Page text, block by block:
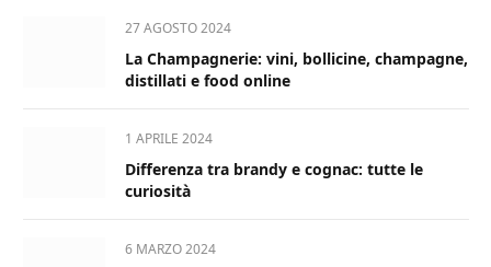
27 AGOSTO 2024
La Champagnerie: vini, bollicine, champagne,
distillati e food online
1 APRILE 2024
Differenza tra brandy e cognac: tutte le
curiosità
6 MARZO 2024